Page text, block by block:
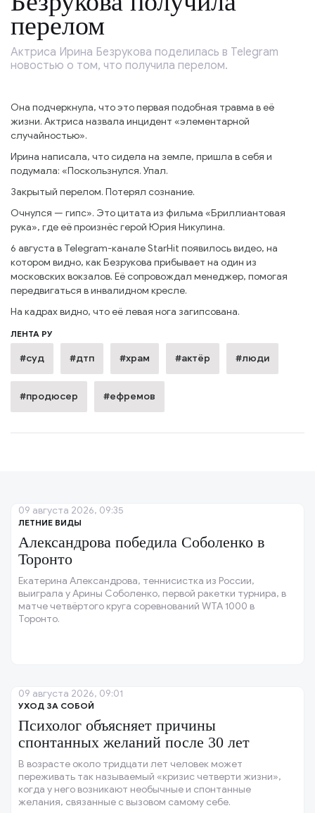
перелом
Актриса Ирина Безрукова поделилась в Telegram
новостью о том, что получила перелом.
Она подчеркнула, что это первая подобная травма в её
жизни. Актриса назвала инцидент «элементарной
случайностью».
Ирина написала, что сидела на земле, пришла в себя и
подумала: «Поскользнулся. Упал.
Закрытый перелом. Потерял сознание.
Очнулся — гипс». Это цитата из фильма «Бриллиантовая
рука», где её произнёс герой Юрия Никулина.
6 августа в Telegram-канале StarHit появилось видео, на
котором видно, как Безрукова прибывает на один из
московских вокзалов. Её сопровождал менеджер, помогая
передвигаться в инвалидном кресле.
На кадрах видно, что её левая нога загипсована.
ЛЕНТА РУ
#суд #дтп #храм #актёр #люди
#продюсер #ефремов
ЛЕТНИЕ ВИДЫ
Александрова победила Соболенко в
Торонто
Екатерина Александрова, теннисистка из России,
выиграла у Арины Соболенко, первой ракетки турнира, в
матче четвёртого круга соревнований WTA 1000 в
Торонто.
09 августа 2026, 09:35
УХОД ЗА СОБОЙ
Психолог объясняет причины
спонтанных желаний после 30 лет
В возрасте около тридцати лет человек может
переживать так называемый «кризис четверти жизни»,
когда у него возникают необычные и спонтанные
желания, связанные с вызовом самому себе.
09 августа 2026, 09:01